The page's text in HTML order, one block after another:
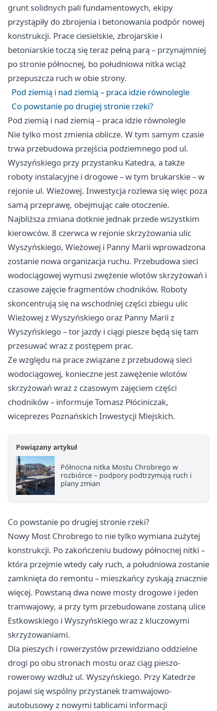
grunt solidnych pali fundamentowych, ekipy
przystąpiły do zbrojenia i betonowania podpór nowej
konstrukcji. Prace ciesielskie, zbrojarskie i
betoniarskie toczą się teraz pełną parą – przynajmniej
po stronie północnej, bo południowa nitka wciąż
przepuszcza ruch w obie strony.
Pod ziemią i nad ziemią – praca idzie równolegle
Co powstanie po drugiej stronie rzeki?
Pod ziemią i nad ziemią – praca idzie równolegle
Nie tylko most zmienia oblicze. W tym samym czasie
trwa przebudowa przejścia podziemnego pod ul.
Wyszyńskiego przy przystanku Katedra, a także
roboty instalacyjne i drogowe – w tym brukarskie – w
rejonie ul. Wieżowej. Inwestycja rozlewa się więc poza
samą przeprawę, obejmując całe otoczenie.
Najbliższa zmiana dotknie jednak przede wszystkim
kierowców. 8 czerwca w rejonie skrzyżowania ulic
Wyszyńskiego, Wieżowej i Panny Marii wprowadzona
zostanie nowa organizacja ruchu. Przebudowa sieci
wodociągowej wymusi zwężenie wlotów skrzyżowań i
czasowe zajęcie fragmentów chodników. Roboty
skoncentrują się na wschodniej części zbiegu ulic
Wieżowej z Wyszyńskiego oraz Panny Marii z
Wyszyńskiego – tor jazdy i ciągi piesze będą się tam
przesuwać wraz z postępem prac.
Ze względu na prace związane z przebudową sieci
wodociągowej, konieczne jest zawężenie wlotów
skrzyżowań wraz z czasowym zajęciem części
chodników – informuje Tomasz Płóciniczak,
wiceprezes Poznańskich Inwestycji Miejskich.
Powiązany artykuł
Północna nitka Mostu Chrobrego w
rozbiórce – podpory podtrzymują ruch i
plany zmian
Co powstanie po drugiej stronie rzeki?
Nowy Most Chrobrego to nie tylko wymiana zużytej
konstrukcji. Po zakończeniu budowy północnej nitki –
która przejmie wtedy cały ruch, a południowa zostanie
zamknięta do remontu – mieszkańcy zyskają znacznie
więcej. Powstaną dwa nowe mosty drogowe i jeden
tramwajowy, a przy tym przebudowane zostaną ulice
Estkowskiego i Wyszyńskiego wraz z kluczowymi
skrzyżowaniami.
Dla pieszych i rowerzystów przewidziano oddzielne
drogi po obu stronach mostu oraz ciąg pieszo-
rowerowy wzdłuż ul. Wyszyńskiego. Przy Katedrze
pojawi się wspólny przystanek tramwajowo-
autobusowy z nowymi tablicami informacji